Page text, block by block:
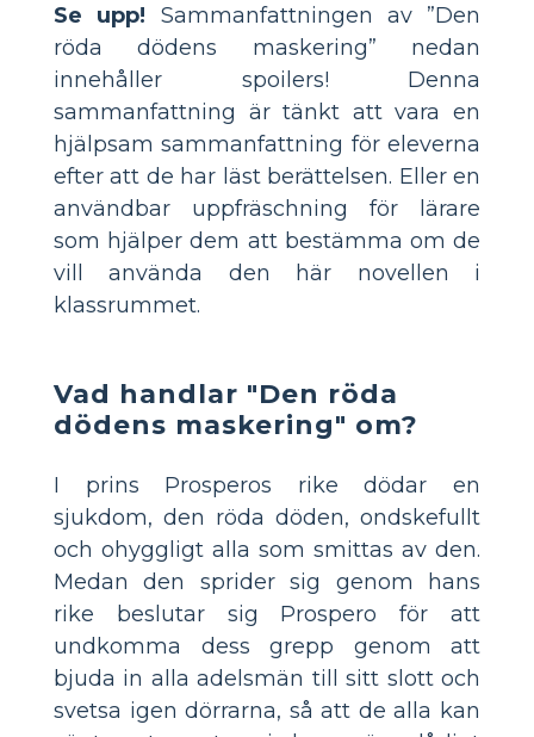
Se upp! Sammanfattningen av ”Den
röda dödens maskering” nedan
innehåller spoilers! Denna
sammanfattning är tänkt att vara en
hjälpsam sammanfattning för eleverna
efter att de har läst berättelsen. Eller en
användbar uppfräschning för lärare
som hjälper dem att bestämma om de
vill använda den här novellen i
klassrummet.
Vad handlar "Den röda
dödens maskering" om?
I prins Prosperos rike dödar en
sjukdom, den röda döden, ondskefullt
och ohyggligt alla som smittas av den.
Medan den sprider sig genom hans
rike beslutar sig Prospero för att
undkomma dess grepp genom att
bjuda in alla adelsmän till sitt slott och
svetsa igen dörrarna, så att de alla kan